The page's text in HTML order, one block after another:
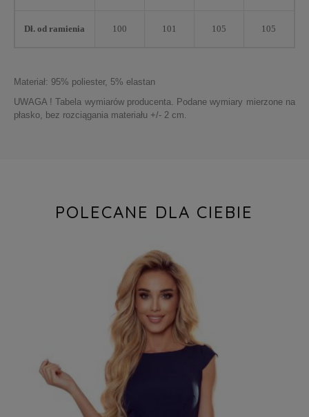
Dł. od ramienia 100 101 105 105
Materiał: 95% poliester, 5% elastan
UWAGA ! Tabela wymiarów producenta. Podane wymiary mierzone na
płasko, bez rozciągania materiału +/- 2 cm.
POLECANE DLA CIEBIE